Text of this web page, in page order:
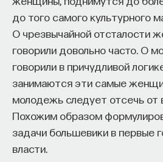
до того самого культурного
О чрезвычайной отсталости
говорили довольно часто. О
говорили в причудливой
занимаются эти самые
молодежь следует отсечь от
Похожим образом
задачи большевики в первые
власти.
на исполнении желаний — все
Одна же из вещей, что у нас
момент, и он ставит нас
либо провести его, желая,
либо принять таким, какой он
мы привычно делаем первое,
большую часть жизни